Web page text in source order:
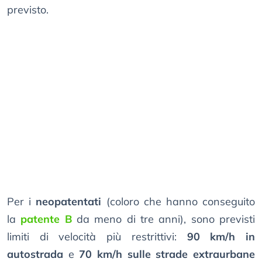
previsto.
Per i neopatentati (coloro che hanno conseguito
la patente Bda meno di tre anni), sono previsti
limiti di velocità più restrittivi: 90 km/h in
autostrada e 70 km/h sulle strade extraurbane